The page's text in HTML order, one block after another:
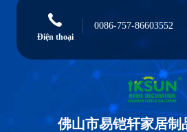
Điện thoại
0086-757-86603552
佛山市易铠轩家居制